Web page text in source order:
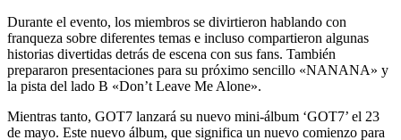
Durante el evento, los miembros se divirtieron hablando con
franqueza sobre diferentes temas e incluso compartieron algunas
historias divertidas detrás de escena con sus fans. También
prepararon presentaciones para su próximo sencillo «NANANA» y
la pista del lado B «Don’t Leave Me Alone».
Mientras tanto, GOT7 lanzará su nuevo mini-álbum ‘GOT7’ el 23
de mayo. Este nuevo álbum, que significa un nuevo comienzo para